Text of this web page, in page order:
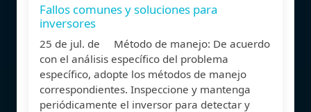
Fallos comunes y soluciones para
inversores
25 de jul. de Método de manejo: De acuerdo
con el análisis específico del problema
específico, adopte los métodos de manejo
correspondientes. Inspeccione y mantenga
periódicamente el inversor para detectar y